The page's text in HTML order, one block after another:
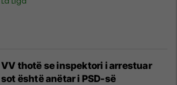
VV thotë se inspektori i arrestuar
sot është anëtar i PSD-së